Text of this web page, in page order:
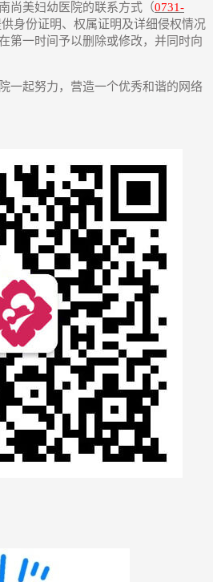
尚美妇幼医院的联系方式（0731-
身份证明、权属证明及详细侵权情况
第一时间予以删除或修改，并同时向
一起努力，营造一个优秀和谐的网络